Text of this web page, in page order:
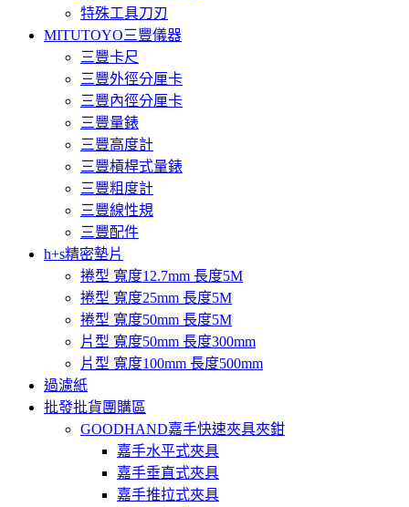
特殊工具刀刃
MITUTOYO三豐儀器
三豐卡尺
三豐外徑分厘卡
三豐內徑分厘卡
三豐量錶
三豐高度計
三豐槓桿式量錶
三豐粗度計
三豐線性規
三豐配件
h+s精密墊片
捲型 寬度12.7mm 長度5M
捲型 寬度25mm 長度5M
捲型 寬度50mm 長度5M
片型 寬度50mm 長度300mm
片型 寬度100mm 長度500mm
過濾紙
批發批貨團購區
GOODHAND嘉手快速夾具夾鉗
嘉手水平式夾具
嘉手垂直式夾具
嘉手推拉式夾具